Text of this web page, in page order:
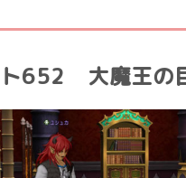
ト652 大魔王の